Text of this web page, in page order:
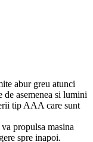
abur greu atunci
de asemenea si lumini
tip AAA care sunt
propulsa masina
spre inapoi.